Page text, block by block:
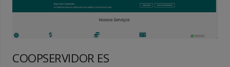
COOPSERVIDOR ES